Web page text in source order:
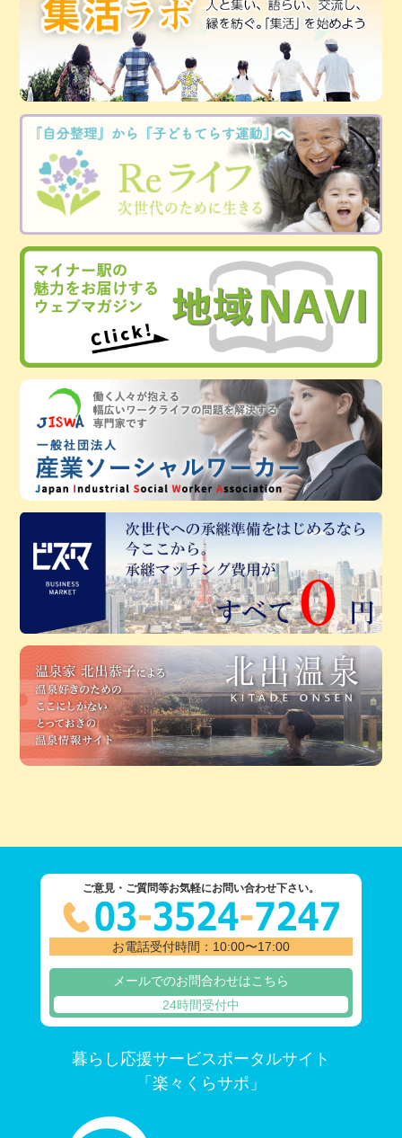
ご意見・ご質問等お気軽にお問い合わせ下さい。
お電話受付時間：10:00〜17:00
メールでのお問合わせはこちら
24時間受付中
暮らし応援サービスポータルサイト
「楽々くらサポ」